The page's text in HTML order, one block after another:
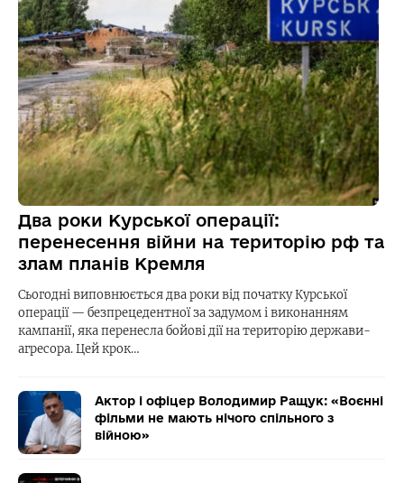
Два роки Курської операції:
перенесення війни на територію рф та
злам планів Кремля
Сьогодні виповнюється два роки від початку Курської
операції — безпрецедентної за задумом і виконанням
кампанії, яка перенесла бойові дії на територію держави-
агресора. Цей крок…
Актор і офіцер Володимир Ращук: «Воєнні
фільми не мають нічого спільного з
війною»